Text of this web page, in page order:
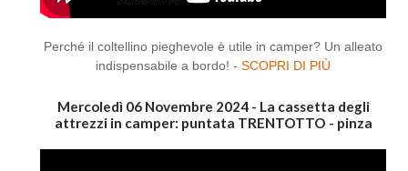
Perché il coltellino pieghevole è utile in camper? Un alleato
indispensabile a bordo! - SCOPRI DI PIÙ
Mercoledì 06 Novembre 2024 - La cassetta degli
attrezzi in camper: puntata TRENTOTTO - pinza